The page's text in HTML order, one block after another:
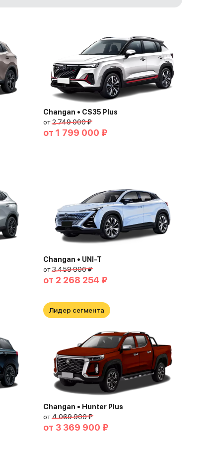
Changan • CS35 Plus
от2 749 000 ₽
от 1 799 000 ₽
Changan • UNI-T
от3 459 900 ₽
от 2 268 254 ₽
Лидер сегмента
Changan • Hunter Plus
от4 069 900 ₽
от 3 369 900 ₽